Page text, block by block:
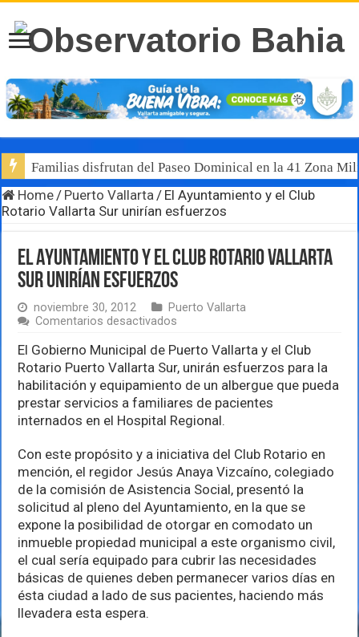
Familias disfrutan del Paseo Dominical en la 41 Zona
Home / Puerto Vallarta / El Ayuntamiento y el Club
Rotario Vallarta Sur unirían esfuerzos
El Ayuntamiento y el Club Rotario Vallarta
Sur unirían esfuerzos
noviembre 30, 2012
Puerto Vallarta
Comentarios desactivados
Ayuntamiento
el
Club
Rotario
Vallarta
Sur
esfuerzos
El Gobierno Municipal de Puerto Vallarta y el Club
Rotario Puerto Vallarta Sur, unirán esfuerzos para la
habilitación y equipamiento de un albergue que pueda
prestar servicios a familiares de pacientes
internados en el Hospital Regional.
Con este propósito y a iniciativa del Club Rotario en
mención, el regidor Jesús Anaya Vizcaíno, colegiado
de la comisión de Asistencia Social, presentó la
solicitud al pleno del Ayuntamiento, en la que se
expone la posibilidad de otorgar en comodato un
inmueble propiedad municipal a este organismo civil,
el cual sería equipado para cubrir las necesidades
básicas de quienes deben permanecer varios días en
ésta ciudad a lado de sus pacientes, haciendo más
llevadera esta espera.